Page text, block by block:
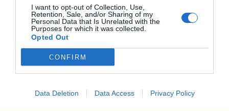
I want to opt-out of Collection, Use,
Retention, Sale, and/or Sharing of my
Personal Data that Is Unrelated with the
Purposes for which it was collected.
Opted Out
CONFIRM
Data Deletion Data Access Privacy Policy